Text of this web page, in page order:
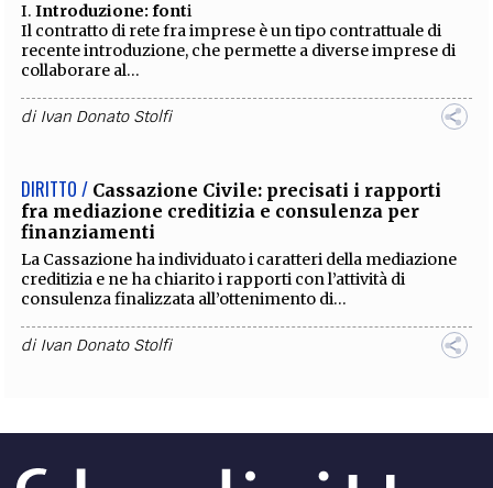
I. Introduzione: fonti
Il contratto di rete fra imprese è un tipo contrattuale di
recente introduzione, che permette a diverse imprese di
collaborare al...
di Ivan Donato Stolfi
DIRITTO / Cassazione Civile: precisati i rapporti
fra mediazione creditizia e consulenza per
finanziamenti
La Cassazione ha individuato i caratteri della mediazione
creditizia e ne ha chiarito i rapporti con l’attività di
consulenza finalizzata all’ottenimento di...
di Ivan Donato Stolfi